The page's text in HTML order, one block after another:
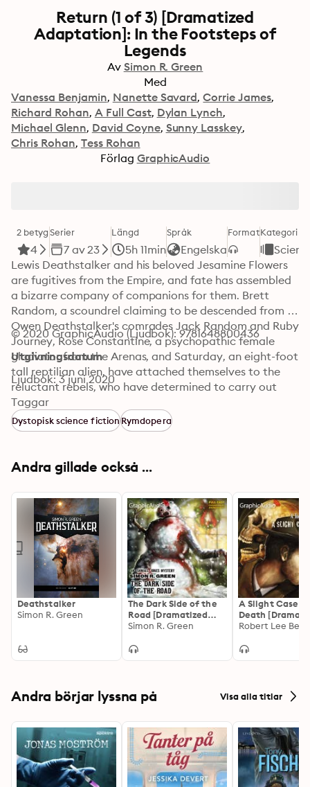
Return (1 of 3) [Dramatized
Adaptation]: In the Footsteps of
Legends
Av Simon R. Green
Med
Vanessa Benjamin Nanette Savard Corrie James
Richard Rohan A Full Cast Dylan Lynch
Michael Glenn David Coyne Sunny Lasskey
Chris Rohan Tess Rohan
Förlag GraphicAudio
2 betyg
4
Serier
7 av 23
Längd
5h 11min
Språk
Engelska
FormatKategori
Lewis Deathstalker and his beloved Jesamine Flowers
are fugitives from the Empire, and fate has assembled
a bizarre company of companions for them. Brett
Random, a scoundrel claiming to be descended from
Owen Deathstalker's comrades Jack Random and Ruby
Journey, Rose Constantine, a psychopathic female
gladiator from the Arenas, and Saturday, an eight-foot
tall reptilian alien, have attached themselves to the
reluctant rebels, who have determined to carry out
their own quest to find the long-lost Owen
Deathstalker, deemed the only one who can save
humanity from the coming Terror. With the Empire hot
forbidden planet Unseeli, home of the mysterious
winged Ashrai, as well as another legendary figure from
and chief advisor becomes increasingly apparent, King
Douglas continues to play the broken man, while
surreptitiously preparing some form of retaliation.
© 2020 GraphicAudio (Ljudbok): 9781648800436
Utgivningsdatum
Ljudbok: 3 juni 2020
Taggar
Dystopisk science fictionRymdopera
Andra gillade också ...
Deathstalker
Simon R. Green
The Dark Side of the
Road [Dramatized
Adaptation]: Ishmael
Simon R. Green
A Slight Case of
Death
Adaptation]: A
Robert Lee
Andra börjar lyssna på Visa alla titlar